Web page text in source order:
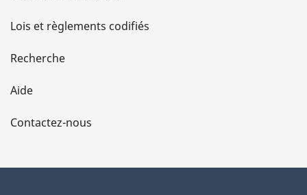
d
e
l
a
Lois et règlements codifiés
Recherche
Aide
Contactez-nous